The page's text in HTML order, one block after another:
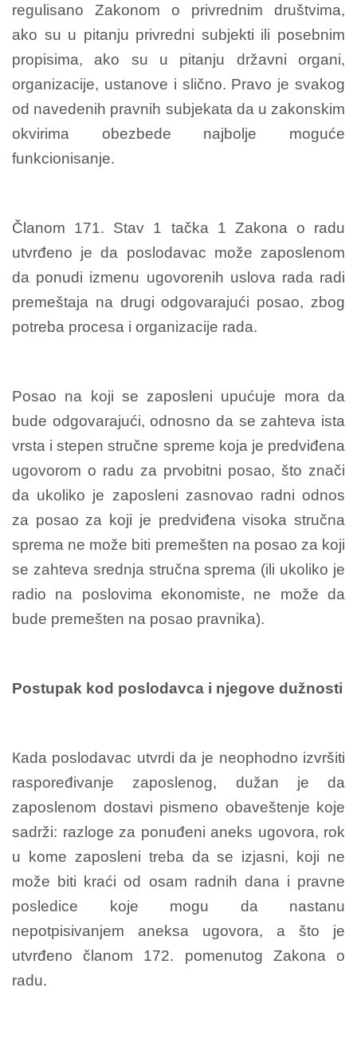
regulisano Zakonom o privrednim društvima,
ako su u pitanju privredni subjekti ili posebnim
propisima, ako su u pitanju državni organi,
organizacije, ustanove i slično. Pravo je svakog
od navedenih pravnih subjekata da u zakonskim
okvirima obezbede najbolje moguće
funkcionisanje.
Članom 171. Stav 1 tačka 1 Zakona o radu
utvrđeno je da poslodavac može zaposlenom
da ponudi izmenu ugovorenih uslova rada radi
premeštaja na drugi odgovarajući posao, zbog
potreba procesa i organizacije rada.
Posao na koji se zaposleni upućuje mora da
bude odgovarajući, odnosno da se zahteva ista
vrsta i stepen stručne spreme koja je predviđena
ugovorom o radu za prvobitni posao, što znači
da ukoliko je zaposleni zasnovao radni odnos
za posao za koji je predviđena visoka stručna
sprema ne može biti premešten na posao za koji
se zahteva srednja stručna sprema (ili ukoliko je
radio na poslovima ekonomiste, ne može da
bude premešten na posao pravnika).
Postupak kod poslodavca i njegove dužnosti
Кada poslodavac utvrdi da je neophodno izvršiti
raspoređivanje zaposlenog, dužan je da
zaposlenom dostavi pismeno obaveštenje koje
sadrži: razloge za ponuđeni aneks ugovora, rok
u kome zaposleni treba da se izjasni, koji ne
može biti kraći od osam radnih dana i pravne
posledice koje mogu da nastanu
nepotpisivanjem aneksa ugovora, a što je
utvrđeno članom 172. pomenutog Zakona o
radu.